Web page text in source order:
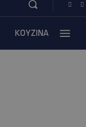
ΚΟΥΖΙΝΑ